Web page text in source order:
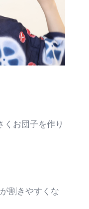
くお団子を作り
割きやすくな